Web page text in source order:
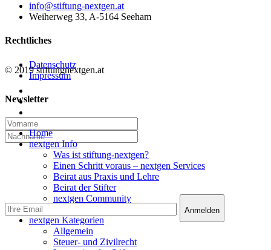
info@stiftung-nextgen.at
Weiherweg 33, A-5164 Seeham
Rechtliches
Datenschutz
Impressum
Newsletter
© 2019 stiftungnextgen.at
linkedin
Close
Menu
Home
nextgen Info
Was ist stiftung-nextgen?
Einen Schritt voraus – nextgen Services
Beirat aus Praxis und Lehre
Beirat der Stifter
nextgen Community
nextgen Services
nextgen Kategorien
Allgemein
Steuer- und Zivilrecht